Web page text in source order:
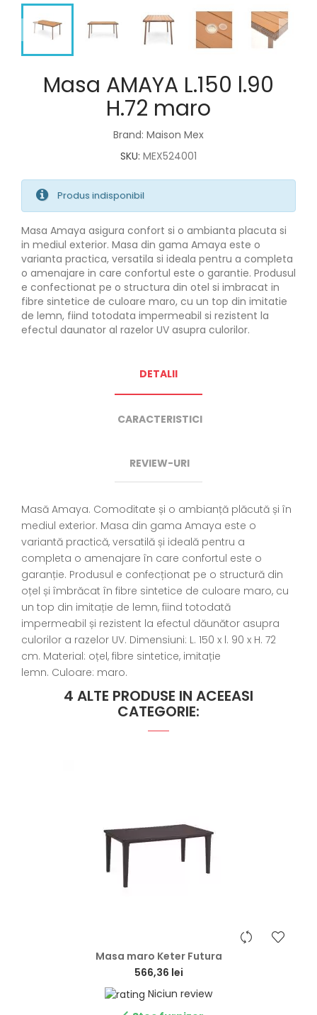
Masa AMAYA L.150 l.90
H.72 maro
Brand: Maison Mex
SKU: MEX524001
Produs indisponibil
Masa Amaya asigura confort si o ambianta placuta si
in mediul exterior. Masa din gama Amaya este o
varianta practica, versatila si ideala pentru a completa
o amenajare in care confortul este o garantie. Produsul
e confectionat pe o structura din otel si imbracat in
fibre sintetice de culoare maro, cu un top din imitatie
de lemn, fiind totodata impermeabil si rezistent la
efectul daunator al razelor UV asupra culorilor.
DETALII
CARACTERISTICI
REVIEW-URI
Masă Amaya. Comoditate și o ambianță plăcută și în
mediul exterior. Masa din gama Amaya este o
variantă practică, versatilă și ideală pentru a
completa o amenajare în care confortul este o
garanție. Produsul e confecționat pe o structură din
oțel și îmbrăcat în fibre sintetice de culoare maro, cu
un top din imitație de lemn, fiind totodată
impermeabil și rezistent la efectul dăunător asupra
culorilor a razelor UV. Dimensiuni: L. 150 x l. 90 x H. 72
cm. Material: oțel, fibre sintetice, imitație
lemn. Culoare: maro.
4 ALTE PRODUSE IN ACEEASI
CATEGORIE:
Masa maro Keter Futura
566,36 lei
Niciun review